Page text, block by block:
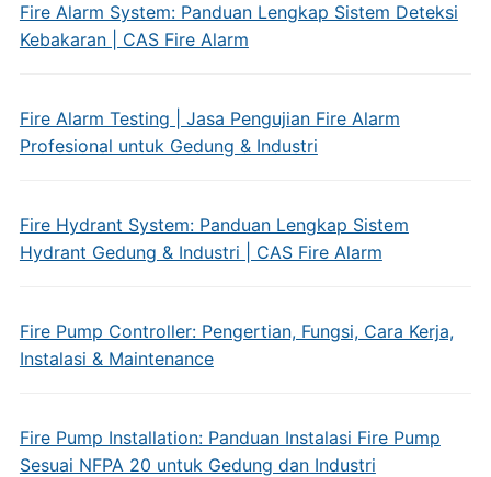
Fire Alarm System: Panduan Lengkap Sistem Deteksi
Kebakaran | CAS Fire Alarm
Fire Alarm Testing | Jasa Pengujian Fire Alarm
Profesional untuk Gedung & Industri
Fire Hydrant System: Panduan Lengkap Sistem
Hydrant Gedung & Industri | CAS Fire Alarm
Fire Pump Controller: Pengertian, Fungsi, Cara Kerja,
Instalasi & Maintenance
Fire Pump Installation: Panduan Instalasi Fire Pump
Sesuai NFPA 20 untuk Gedung dan Industri